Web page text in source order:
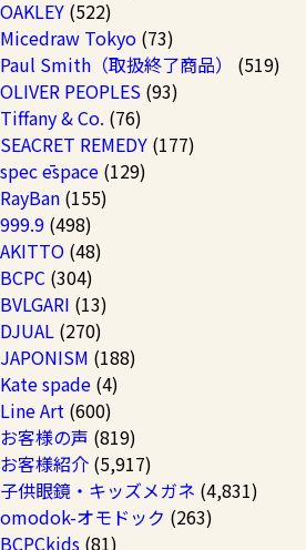
OAKLEY (522)
Micedraw Tokyo (73)
Paul Smith（取扱終了商品）
(519)
OLIVER PEOPLES (93)
Tiffany & Co. (76)
SEACRET REMEDY (177)
spec ēspace (129)
RayBan (155)
999.9 (498)
AKITTO (48)
BCPC (304)
BVLGARI (13)
DJUAL (270)
JAPONISM (188)
Kate spade (4)
Line Art (600)
お客様の声 (819)
お客様紹介 (5,917)
子供眼鏡・キッズメガネ (4,831)
omodok-オモドック (263)
BCPCkids (81)